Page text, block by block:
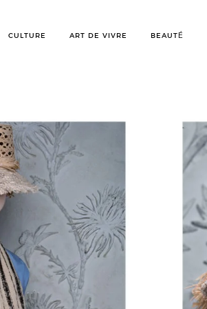
CULTURE ART DE VIVRE BEAUTÉ